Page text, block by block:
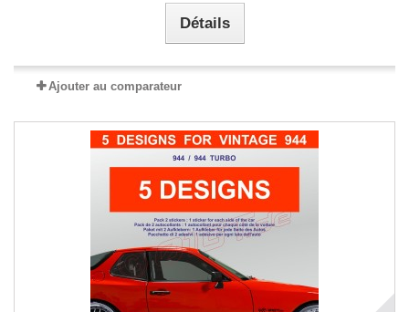
Détails
Ajouter au comparateur